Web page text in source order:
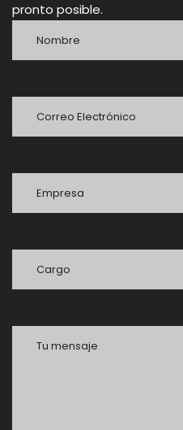
pronto posible.